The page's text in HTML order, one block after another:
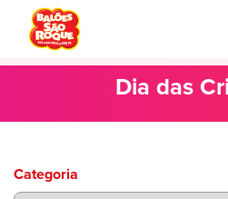
Dia das
Categoria